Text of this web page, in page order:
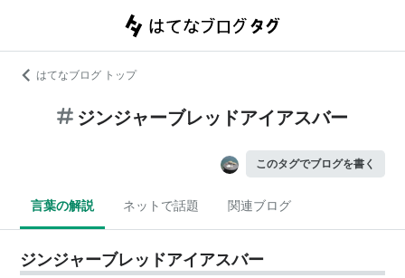
はてなブログ トップ
ジンジャーブレッドアイアスバー
このタグでブログを書く
言葉の解説 ネットで話題 関連ブログ
ジンジャーブレッドアイアスバー